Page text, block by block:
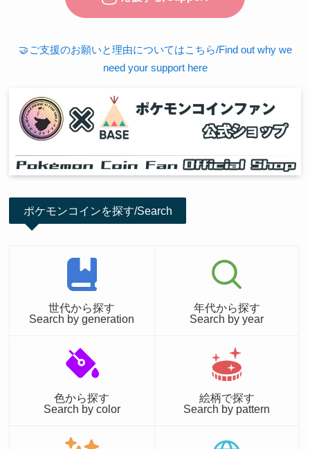
🤝ご支援のお願いと理由についてはこちら/Find out why we
need your support here
ポケモンコインを探す/Search
世代から探す
Search by generation
年代から探す
Search by year
色から探す
Search by color
絵柄で探す
Search by pattern